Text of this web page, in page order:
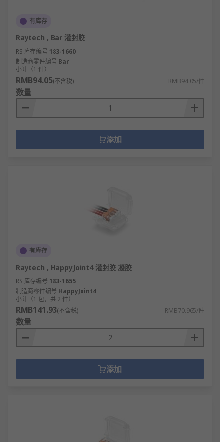
有库存
Raytech , Bar 灌封胶
RS 库存编号 183-1660
制造商零件编号 Bar
小计（1 件）
RMB94.05(不含税) RMB94.05/件
数量
添加
有库存
Raytech , HappyJoint4 灌封胶 凝胶
RS 库存编号 183-1655
制造商零件编号 HappyJoint4
小计（1 包，共 2 件）
RMB141.93(不含税) RMB70.965/件
数量
添加